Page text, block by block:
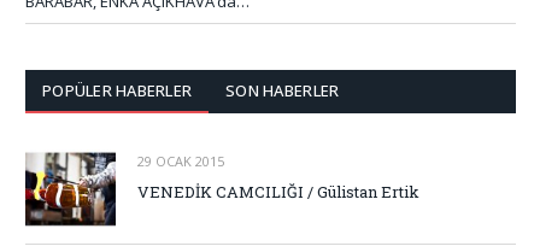
POPÜLER HABERLER SON HABERLER
29 OCAK 2015
VENEDİK CAMCILIĞI / Gülistan Ertik